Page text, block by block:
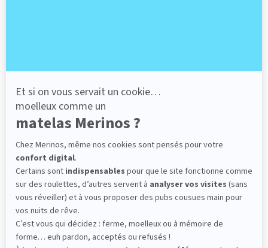
Livraison gratuite
Fabrication Française
101 nuits d'essai*